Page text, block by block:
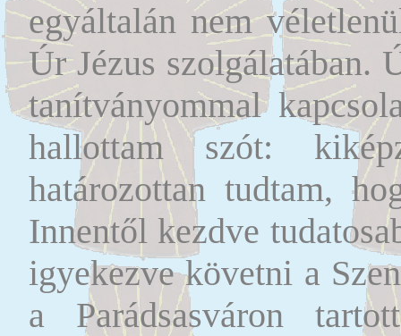
egyáltalán nem
Úr Jézus szolgálatában.
tanítványommal
hallottam szót:
határozottan tudtam,
Innentől kezdve
igyekezve követni a
a Parádsasváron